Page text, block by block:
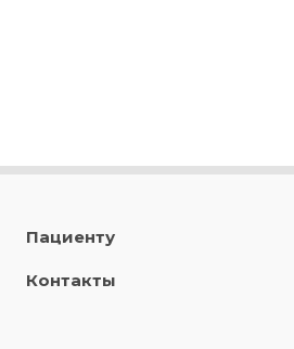
Пациенту
Контакты